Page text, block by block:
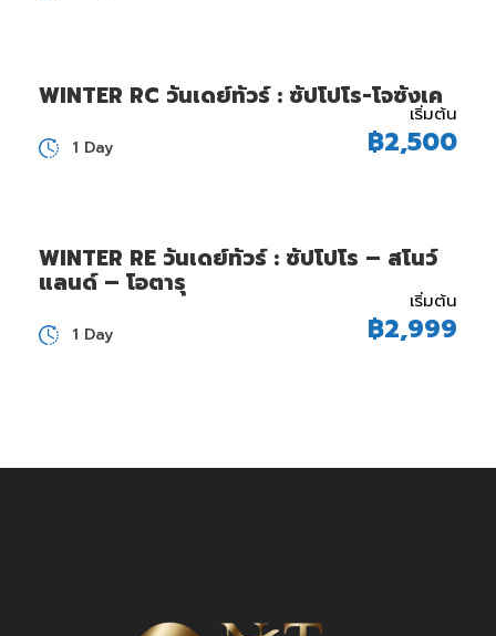
WINTER RC วันเดย์ทัวร์ : ซัปโปโร-โจซังเค
เริ่มต้น
฿2,500
1 Day
WINTER RE วันเดย์ทัวร์ : ซัปโปโร – สโนว์
แลนด์ – โอตารุ
เริ่มต้น
฿2,999
1 Day